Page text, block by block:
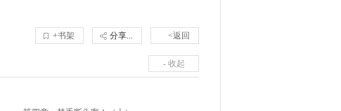
<返回
分享...
+书架
- 收起